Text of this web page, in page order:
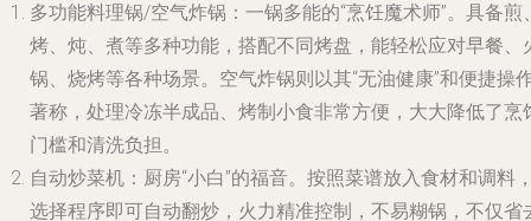
多功能料理锅/空气炸锅：一锅多能的“烹饪魔术师”。具备煎
烤、炖、煮等多种功能，搭配不同烤盘，能轻松应对早餐、
锅、烧烤等各种场景。空气炸锅则以其“无油健康”和便捷操
著称，处理冷冻半成品、烤制小食非常方便，大大降低了烹
门槛和清洗负担。
自动炒菜机：厨房“小白”的福音。按照菜谱放入食材和调料
选择程序即可自动翻炒，火力精准控制，不易糊锅，不仅省